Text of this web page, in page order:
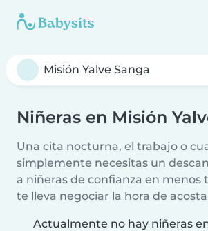
Niñeras en Misión
Una cita nocturna, el trabajo o
simplemente necesitas un
a niñeras de confianza en menos
te lleva negociar la hora de
Actualmente no hay niñeras